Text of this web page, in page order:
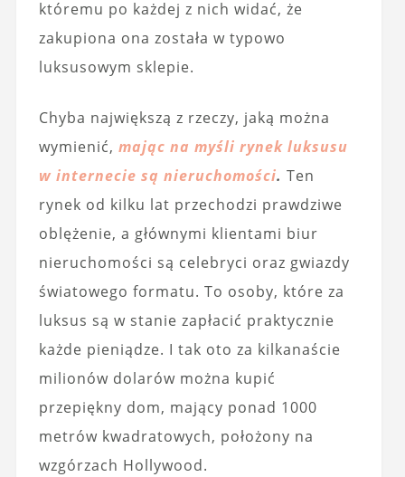
któremu po każdej z nich widać, że
zakupiona ona została w typowo
luksusowym sklepie.
Chyba największą z rzeczy, jaką można
wymienić, mając na myśli rynek luksusu
w internecie są nieruchomości. Ten
rynek od kilku lat przechodzi prawdziwe
oblężenie, a głównymi klientami biur
nieruchomości są celebryci oraz gwiazdy
światowego formatu. To osoby, które za
luksus są w stanie zapłacić praktycznie
każde pieniądze. I tak oto za kilkanaście
milionów dolarów można kupić
przepiękny dom, mający ponad 1000
metrów kwadratowych, położony na
wzgórzach Hollywood.